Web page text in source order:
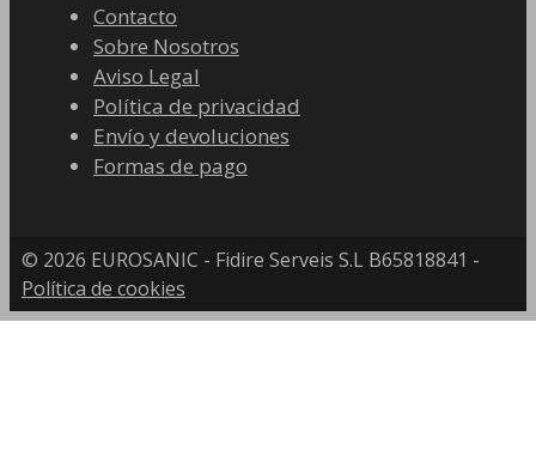
Contacto
Sobre Nosotros
Aviso Legal
Política de privacidad
Envío y devoluciones
Formas de pago
© 2026 EUROSANIC - Fidire Serveis S.L B65818841 -
Política de cookies